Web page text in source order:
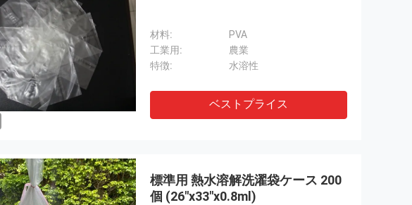
材料:
PVA
工業用:
農業
特徴:
水溶性
ベストプライス
標準用 熱水溶解洗濯袋ケース 200
個 (26"x33"x0.8ml)